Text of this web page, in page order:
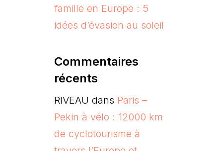
famille en Europe : 5
idées d’évasion au soleil
Commentaires
récents
RIVEAU dans Paris –
Pekin à vélo : 12000 km
de cyclotourisme à